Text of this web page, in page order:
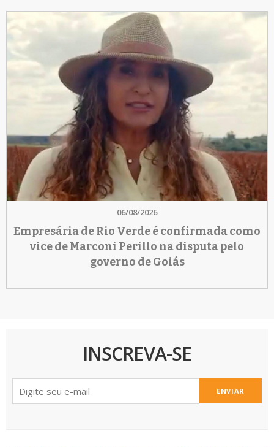
06/08/2026
Empresária de Rio Verde é confirmada como
vice de Marconi Perillo na disputa pelo
governo de Goiás
INSCREVA-SE
ENVIAR